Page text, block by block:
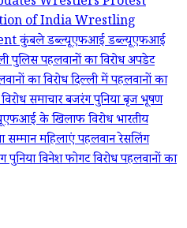
of IndiaWrestling
कुंबलेडब्ल्यूएफआईडब्ल्यूएफआई
पुलिसपहलवानों का विरोध अपडेट
का विरोध दिल्ली मेंपहलवानों का
समाचारबजरंग पुनियाबृज भूषण
के खिलाफ विरोधभारतीय
सम्मानमहिलाएं पहलवानरेसलिंग
पुनियाविनेश फोगटविरोध पहलवानों का